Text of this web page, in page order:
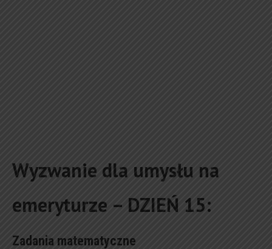
Wyzwanie dla umysłu na
emeryturze – DZIEŃ 15:
Zadania matematyczne